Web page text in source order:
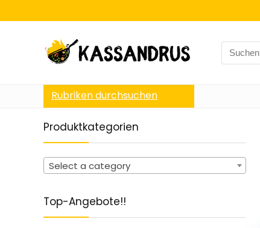
Search
for:
Rubriken durchsuchen
Produktkategorien
Select a category
Top-Angebote!!